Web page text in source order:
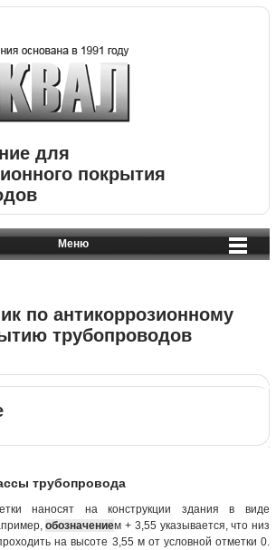
для
покрытия
Меню
по антикоррозионному
трубопроводов
трубопровода
наносят на конструкции здания в виде
обозначением + 3,55 указывается, что низ
на высоте 3,55 м от условной отметки 0.